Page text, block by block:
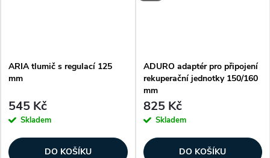
ARIA tlumič s regulací 125
mm
545 Kč
Skladem
DO KOŠÍKU
ADURO adaptér pro připojení
rekuperační jednotky 150/160
mm
825 Kč
Skladem
DO KOŠÍKU